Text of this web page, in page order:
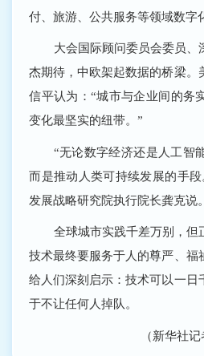
付、旅游、公共服务等领域数
大会国际顾问委员会委员、
杰期待，中欧架起数据的桥梁。
信平认为：“城市与企业间的务
变化最坚实的纽带。”
“无论数字经济还是人工智
而是推动人类可持续发展的手
发展战略研究院执行院长龚克说。
全球城市实践千差万别，但
技术最终要服务于人的尊严、福
给人们深刻启示：技术可以一日
于不让任何人掉队。
（新华社